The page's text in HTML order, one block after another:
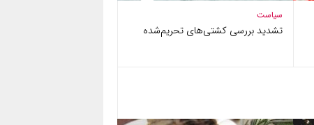
سیاست
تشدید بررسی کشتی‌های تحریم‌شده